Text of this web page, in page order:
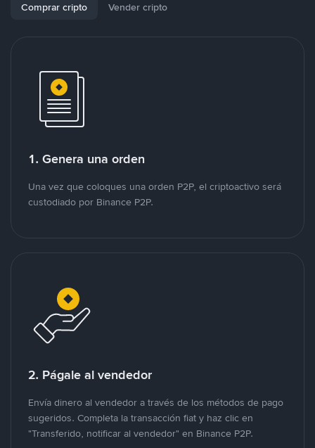
Comprar cripto Vender cripto
1. Genera una orden
Una vez que coloques una orden P2P, el criptoactivo será
custodiado por Binance P2P.
2. Págale al vendedor
Envía dinero al vendedor a través de los métodos de pago
sugeridos. Completa la transacción fiat y haz clic en
"Transferido, notificar al vendedor" en Binance P2P.